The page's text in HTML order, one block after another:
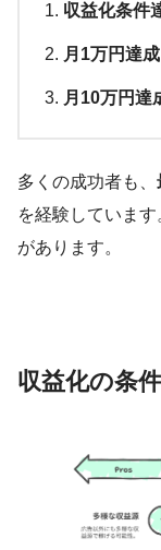
収益化条件
月1万円達
月10万円達
多くの成功者も、
を経験していま
があります。
収益化の条